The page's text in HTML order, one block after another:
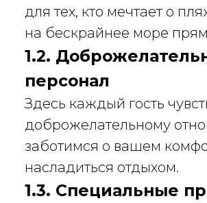
для тех, кто мечтает о
на бескрайнее море
1.2.
персонал
Здесь каждый гость
доброжелательному
заботимся о вашем
насладиться отдыхом.
1.3. Специальные